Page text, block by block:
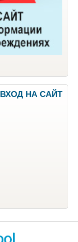
ВХОД НА САЙТ